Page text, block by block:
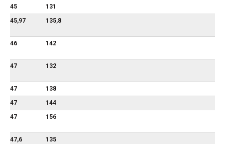
45
131
45,97
135,8
46 142
47 132
47
138
47
144
47
156
47,6 135